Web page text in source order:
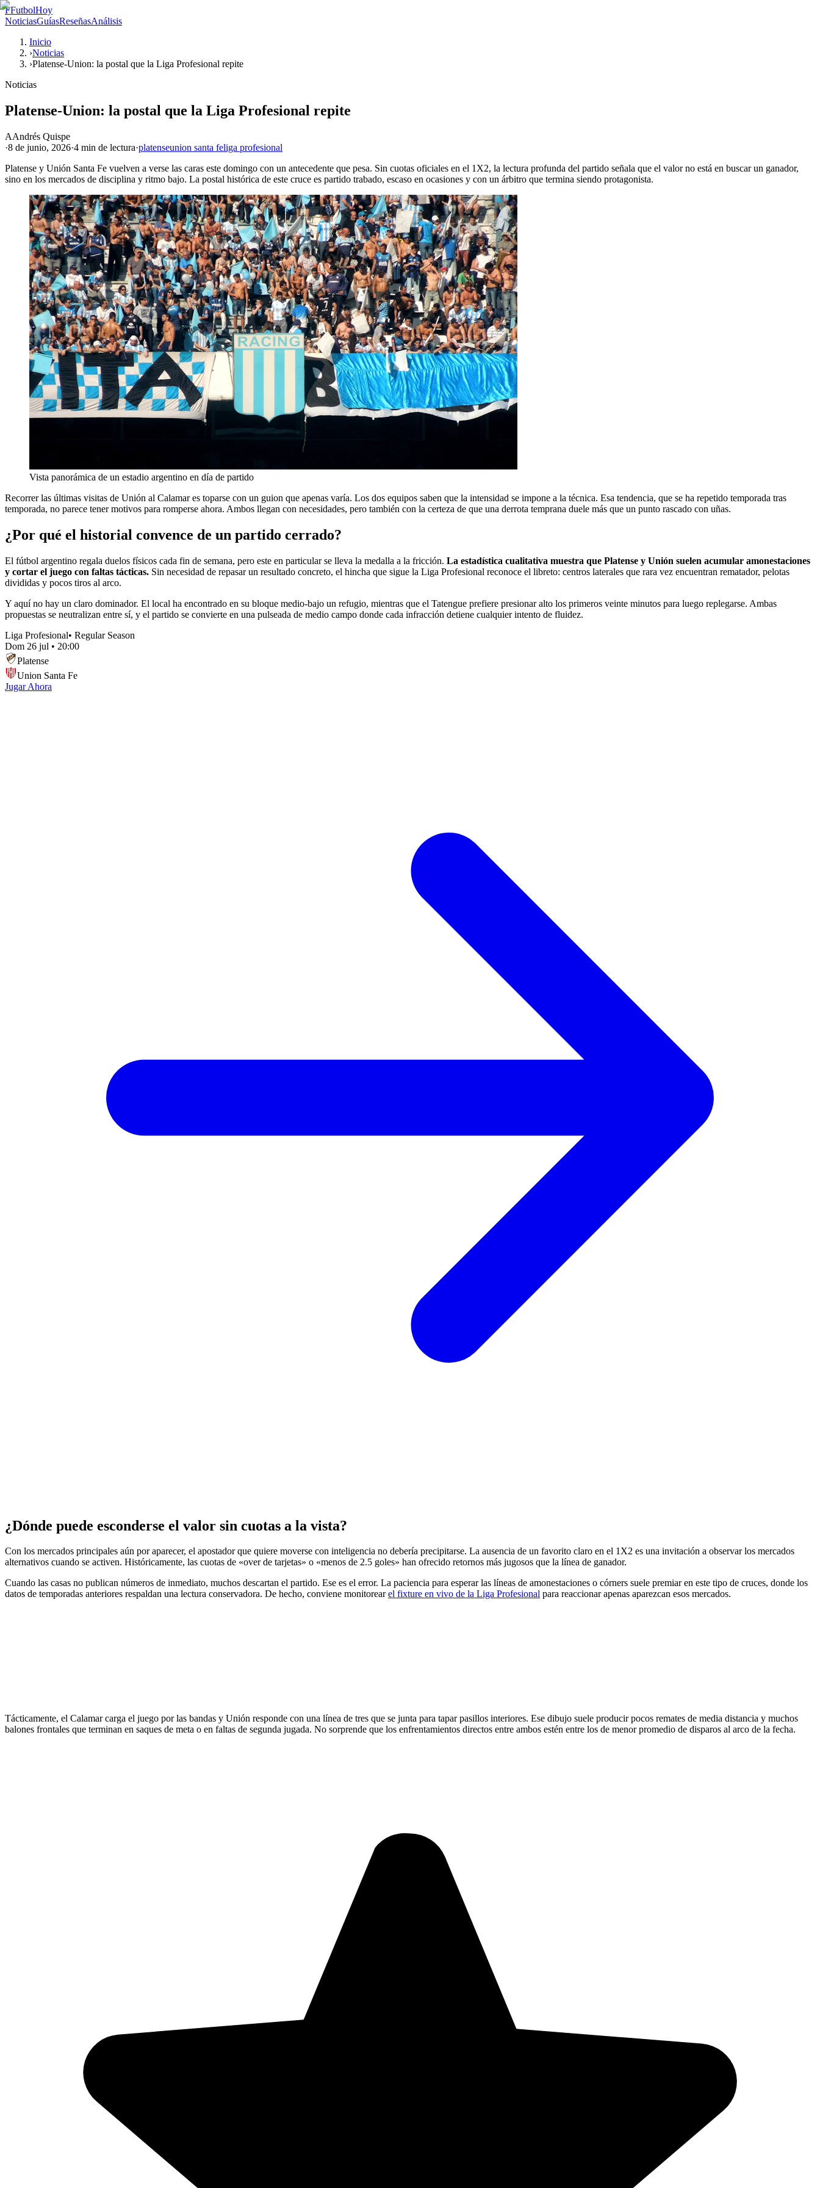
FFutbolHoy
NoticiasGuíasReseñasAnálisis
Inicio
›Noticias
›Platense-Union: la postal que la Liga Profesional repite
Noticias
Platense-Union: la postal que la Liga Profesional repite
AAndrés Quispe
·8 de junio, 2026·4 min de lectura·platenseunion santa feliga profesional
Platense y Unión Santa Fe vuelven a verse las caras este domingo con un antecedente que pesa. Sin cuotas oficiales en el 1X2, la lectura profunda del partido señala que el valor no está en buscar un ganador,
sino en los mercados de disciplina y ritmo bajo. La postal histórica de este cruce es partido trabado, escaso en ocasiones y con un árbitro que termina siendo protagonista.
Vista panorámica de un estadio argentino en día de partido
Recorrer las últimas visitas de Unión al Calamar es toparse con un guion que apenas varía. Los dos equipos saben que la intensidad se impone a la técnica. Esa tendencia, que se ha repetido temporada tras
temporada, no parece tener motivos para romperse ahora. Ambos llegan con necesidades, pero también con la certeza de que una derrota temprana duele más que un punto rascado con uñas.
¿Por qué el historial convence de un partido cerrado?
El fútbol argentino regala duelos físicos cada fin de semana, pero este en particular se lleva la medalla a la fricción. La estadística cualitativa muestra que Platense y Unión suelen acumular amonestaciones
y cortar el juego con faltas tácticas. Sin necesidad de repasar un resultado concreto, el hincha que sigue la Liga Profesional reconoce el libreto: centros laterales que rara vez encuentran rematador, pelotas
divididas y pocos tiros al arco.
Y aquí no hay un claro dominador. El local ha encontrado en su bloque medio-bajo un refugio, mientras que el Tatengue prefiere presionar alto los primeros veinte minutos para luego replegarse. Ambas
propuestas se neutralizan entre sí, y el partido se convierte en una pulseada de medio campo donde cada infracción detiene cualquier intento de fluidez.
Liga Profesional• Regular Season
Dom 26 jul • 20:00
Platense
Union Santa Fe
Jugar Ahora
¿Dónde puede esconderse el valor sin cuotas a la vista?
Con los mercados principales aún por aparecer, el apostador que quiere moverse con inteligencia no debería precipitarse. La ausencia de un favorito claro en el 1X2 es una invitación a observar los mercados
alternativos cuando se activen. Históricamente, las cuotas de «over de tarjetas» o «menos de 2.5 goles» han ofrecido retornos más jugosos que la línea de ganador.
Cuando las casas no publican números de inmediato, muchos descartan el partido. Ese es el error. La paciencia para esperar las líneas de amonestaciones o córners suele premiar en este tipo de cruces, donde los
datos de temporadas anteriores respaldan una lectura conservadora. De hecho, conviene monitorearel fixture en vivo de la Liga Profesional para reaccionar apenas aparezcan esos mercados.
Tácticamente, el Calamar carga el juego por las bandas y Unión responde con una línea de tres que se junta para tapar pasillos interiores. Ese dibujo suele producir pocos remates de media distancia y muchos
balones frontales que terminan en saques de meta o en faltas de segunda jugada. No sorprende que los enfrentamientos directos entre ambos estén entre los de menor promedio de disparos al arco de la fecha.